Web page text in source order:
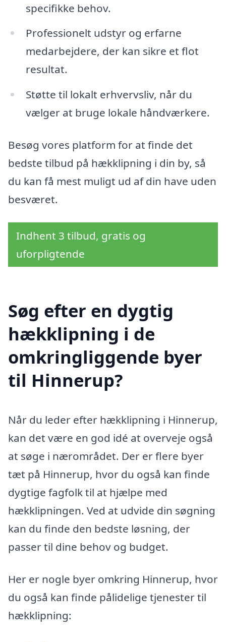
specifikke behov.
Professionelt udstyr og erfarne
medarbejdere, der kan sikre et flot
resultat.
Støtte til lokalt erhvervsliv, når du
vælger at bruge lokale håndværkere.
Besøg vores platform for at finde det
bedste tilbud på hækklipning i din by, så
du kan få mest muligt ud af din have uden
besværet.
Indhent 3 tilbud, gratis og
uforpligtende
Søg efter en dygtig
hækklipning i de
omkringliggende byer
til Hinnerup?
Når du leder efter hækklipning i Hinnerup,
kan det være en god idé at overveje også
at søge i nærområdet. Der er flere byer
tæt på Hinnerup, hvor du også kan finde
dygtige fagfolk til at hjælpe med
hækklipningen. Ved at udvide din søgning
kan du finde den bedste løsning, der
passer til dine behov og budget.
Her er nogle byer omkring Hinnerup, hvor
du også kan finde pålidelige tjenester til
hækklipning: